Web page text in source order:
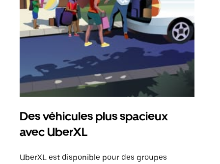
Des véhicules plus spacieux
avec UberXL
UberXL est disponible pour des groupes